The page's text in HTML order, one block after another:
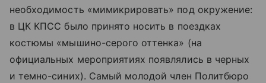
необходимость «мимикрировать» под окружение:
в ЦК КПСС было принято носить в поездках
костюмы «мышино-серого оттенка» (на
официальных мероприятиях появлялись в черных
и темно-синих). Самый молодой член Политбюро